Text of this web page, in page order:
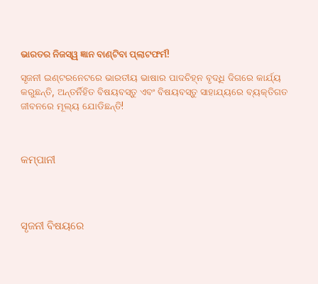
ଭାରତର ନିଜସ୍ୱ ଜ୍ଞାନ ବାଣ୍ଟିବା ପ୍ଲାଟଫର୍ମ!
ସୃଜନୀ ଇଣ୍ଟରନେଟରେ ଭାରତୀୟ ଭାଷାର ପାଦଚିହ୍ନ ବୃଦ୍ଧି ଦିଗରେ କାର୍ଯ୍ୟ
କରୁଛନ୍ତି, ଅନ୍ତର୍ନିହିତ ବିଷୟବସ୍ତୁ ଏବଂ ବିଷୟବସ୍ତୁ ସାହାଯ୍ୟରେ ବ୍ୟକ୍ତିଗତ
ଜୀବନରେ ମୂଲ୍ୟ ଯୋଡିଛନ୍ତି!
କମ୍ପାନୀ
ସୃଜନୀ ବିଷୟରେ